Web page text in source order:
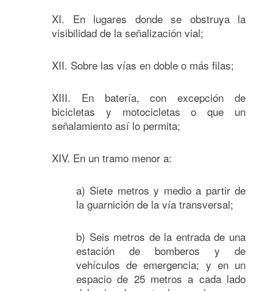
XI. En lugares donde se obstruya la
visibilidad de la señalización vial;
XII. Sobre las vías en doble o más filas;
XIII. En batería, con excepción de
bicicletas y motocicletas o que un
señalamiento así lo permita;
XIV. En un tramo menor a:
a) Siete metros y medio a partir de
la guarnición de la vía transversal;
b) Seis metros de la entrada de una
estación de bomberos y de
vehículos de emergencia; y en un
espacio de 25 metros a cada lado